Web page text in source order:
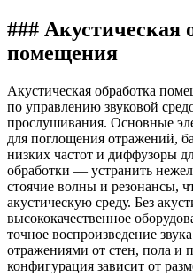
### Акустическая
помещения
Акустическая обработка
по управлению звуковой
прослушивания. Основные
для поглощения отражений,
низких частот и диффузоры
обработки — устранить
стоячие волны и резонансы,
акустическую среду. Без
высококачественное
точное воспроизведение
отражениями от стен, пола и
конфигурация зависит от